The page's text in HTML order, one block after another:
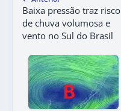
Baixa pressão traz risco
de chuva volumosa e
vento no Sul do Brasil